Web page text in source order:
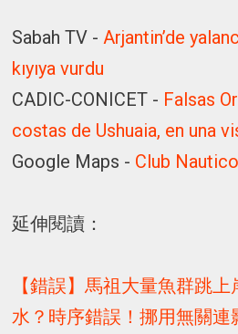
Sabah TV - Arjantin’de
kıyıya vurdu
CADIC-CONICET - Falsas
costas de Ushuaia, en una
Google Maps - Club
延伸閱讀：
【錯誤】馬祖大量魚群跳
水？時序錯誤！挪用無關連